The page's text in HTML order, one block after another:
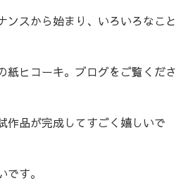
ンスから始まり、いろいろなこと
紙ヒコーキ。ブログをご覧くださ
作品が完成してすごく嬉しいで
す。